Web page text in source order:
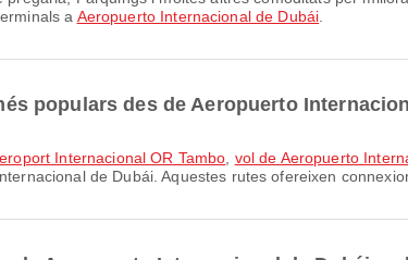
a Aeropuerto Internacional de Dubái
populars des de Aeropuerto
Internacional OR Tambo vol de Aeropuerto
de Dubái. Aquestes rutes ofereixen